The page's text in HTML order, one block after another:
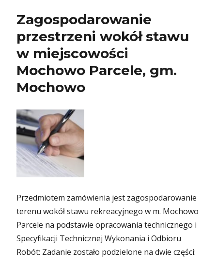
Zagospodarowanie
przestrzeni wokół stawu
w miejscowości
Mochowo Parcele, gm.
Mochowo
Przedmiotem zamówienia jest zagospodarowanie
terenu wokół stawu rekreacyjnego w m. Mochowo
Parcele na podstawie opracowania technicznego i
Specyfikacji Technicznej Wykonania i Odbioru
Robót: Zadanie zostało podzielone na dwie części: